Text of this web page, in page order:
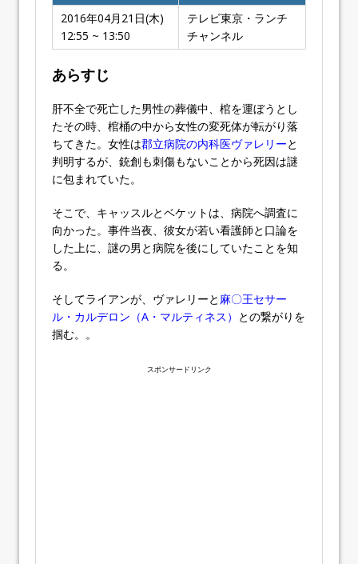
2016年04月21日(木)
12:55 ~ 13:50
テレビ東京・ランチ
チャンネル
あらすじ
肝不全で死亡した男性の葬儀中、棺を運ぼうとし
たその時、棺桶の中から女性の変死体が転がり落
ちてきた。女性は郡立病院の内科医ヴァレリーと
判明するが、銃創も刺傷もないことから死因は謎
に包まれていた。
そこで、キャッスルとベケットは、病院へ調査に
向かった。事件当夜、彼女が若い看護師と口論を
した上に、謎の男と病院を後にしていたことを知
る。
そしてライアンが、ヴァレリーと 麻〇王セサー
ル・カルデロン（A・マルティネス） との繋がりを
掴む。。
スポンサードリンク